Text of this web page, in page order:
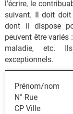
l'écrire, le
suivant. Il doit doit
dont il dispose
peuvent être variés
maladie, etc.
exceptionnels.
Prénom/nom
N° Rue
CP Ville